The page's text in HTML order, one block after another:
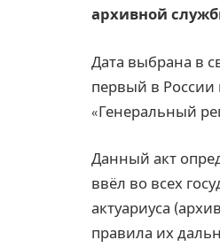
архивной
Дата выбрана в
первый в России
«Генеральный
Данный акт
ввёл во всех
актуариуса
правила их